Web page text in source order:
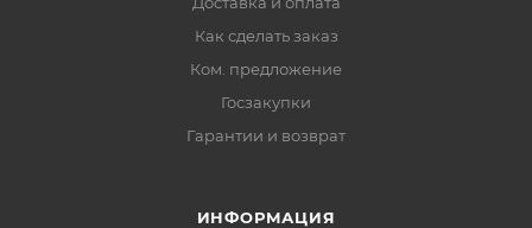
Как сделать заказ
Ком. предложение
Госзакупки
Гарантии и возврат
ИНФОРМАЦИЯ